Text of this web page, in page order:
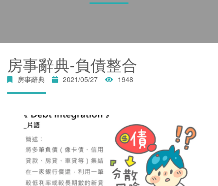
房事辭典-負債整合
房事辭典 2021/05/27 1948